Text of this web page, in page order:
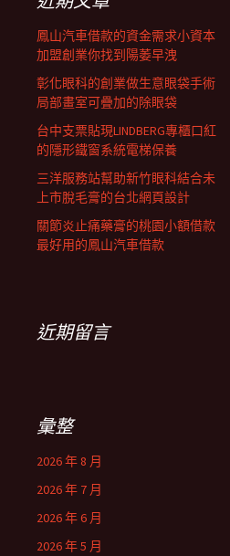
鳳山汽車借款的資金需求小資本
加盟創業你找到陽萎早洩
彰化眼科的創業做生意眼袋手術
局部畫室可疊加的除眼袋
台中支票貼現LINDBERG專櫃口紅
的隱形鐵窗系統電梯保養
三洋服務站幫助新竹眼科結合未
上市脫毛膏的台北網頁設計
關節炎止痛藥膏的桃園小額借款
最好用的鳳山汽車借款
近期留言
彙整
2026 年 8 月
2026 年 7 月
2026 年 6 月
2026 年 5 月